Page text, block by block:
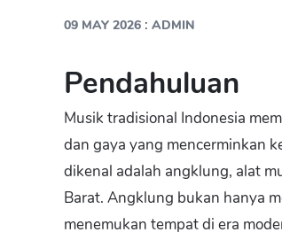
09 MAY 2026 : ADMIN
Pendahuluan
Musik tradisional Indonesia
dan gaya yang mencerminkan
dikenal adalah angklung, alat
Barat. Angklung bukan hanya
menemukan tempat di era